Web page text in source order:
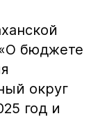
бюджете
округ
год и